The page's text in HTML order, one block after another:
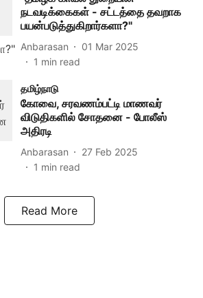
நடவடிக்கைகள் - சட்டத்தை தவறாக
பயன்படுத்துகிறார்களா?"
Anbarasan
01 Mar 2025
1 min read
தமிழ்நாடு
கோவை, சரவணம்பட்டி மாணவர்
விடுதிகளில் சோதனை - போலீஸ்
அதிரடி
Anbarasan
27 Feb 2025
1 min read
Read More